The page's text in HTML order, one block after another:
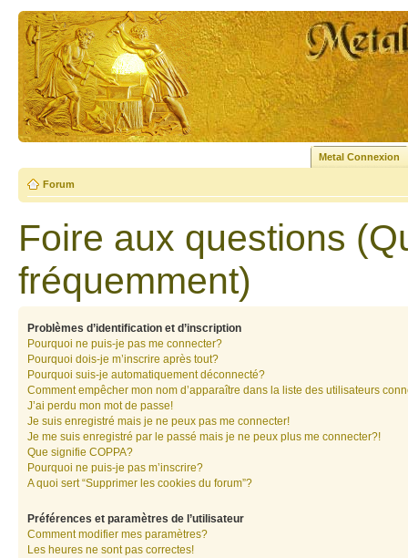
Metal Connexion
Forum
Foire aux questions
fréquemment)
Problèmes d’identification et d’inscription
Pourquoi ne puis-je pas me connecter?
Pourquoi dois-je m’inscrire après tout?
Pourquoi suis-je automatiquement déconnecté?
Comment empêcher mon nom d’apparaître dans la liste des utilisateurs
J’ai perdu mon mot de passe!
Je suis enregistré mais je ne peux pas me connecter!
Je me suis enregistré par le passé mais je ne peux plus me connecter?!
Que signifie COPPA?
Pourquoi ne puis-je pas m’inscrire?
A quoi sert “Supprimer les cookies du forum”?
Préférences et paramètres de l’utilisateur
Comment modifier mes paramètres?
Les heures ne sont pas correctes!